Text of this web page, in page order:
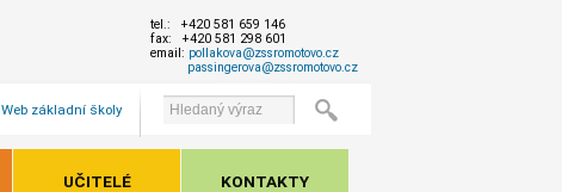
tel.: +420 581 659 146
fax: +420 581 298 601
email: pollakova@zssromotovo.cz
passingerova@zssromotovo.cz
Web základní školy
UČITELÉ KONTAKTY